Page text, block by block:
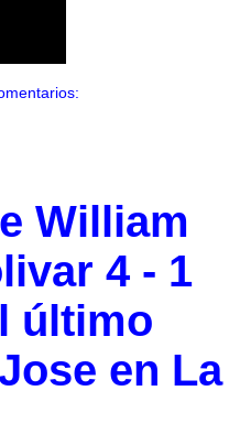
William
4 - 1
último
en La